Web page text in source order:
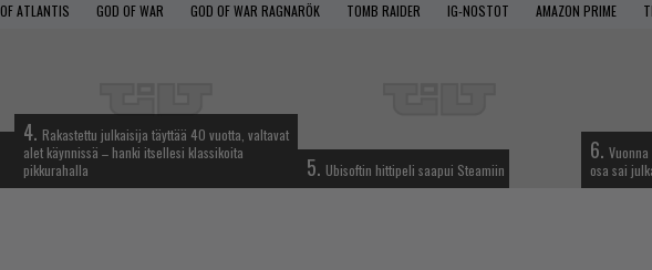
ATLANTIS GOD OF WAR GOD OF WAR RAGNARÖK TOMB RAIDER IG-NOSTOT AMAZON PRIME
4. Rakastettu julkaisija täyttää 40 vuotta, valtavat
alet käynnissä – hanki itsellesi klassikoita
pikkurahalla
5. Ubisoftin hittipeli saapui Steamiin
6.
osa sai